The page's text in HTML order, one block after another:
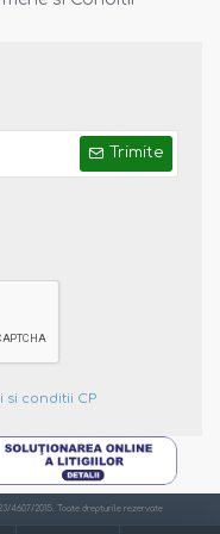
Trimite
si conditii CP
4607/2015. Toate drepturile rezervate